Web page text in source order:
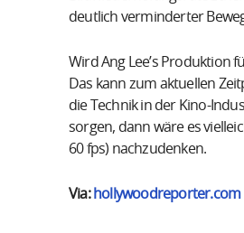
deutlich verminderter
Wird Ang Lee’s Produktion
Das kann zum aktuellen
die Technik in der Kino-
sorgen, dann wäre es
60 fps) nachzudenken.
Via: hollywoodreporter.com